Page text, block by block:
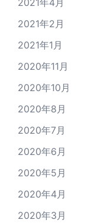
2021年4月
2021年2月
2021年1月
2020年11月
2020年10月
2020年8月
2020年7月
2020年6月
2020年5月
2020年4月
2020年3月